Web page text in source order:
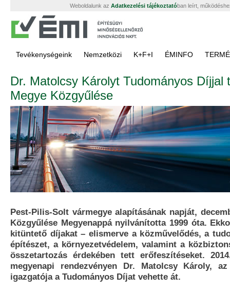
Weboldalunk az Adatkezelési tájékoztatóban leírt,
Tevékenységeink Nemzetközi K+F+I ÉMINFO
Dr. Matolcsy Károlyt Tudományos Díjjal
Megye Közgyűlése
Pest-Pilis-Solt vármegye alapításának napját,
Közgyűlése Megyenappá nyilvánította 1999 óta.
kitüntető díjakat – elismerve a közművelődés, a
építészet, a környezetvédelem, valamint a
összetartozás érdekében tett erőfeszítéseket.
megyenapi rendezvényen Dr. Matolcsy Károly,
igazgatója a Tudományos Díjat vehette át.